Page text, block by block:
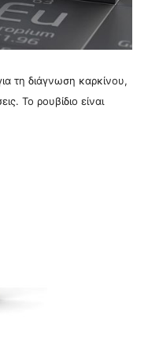
τη διάγνωση καρκίνου,
Το ρουβίδιο είναι